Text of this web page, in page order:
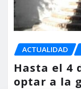
ACTUALIDAD
Hasta el 4
optar a la